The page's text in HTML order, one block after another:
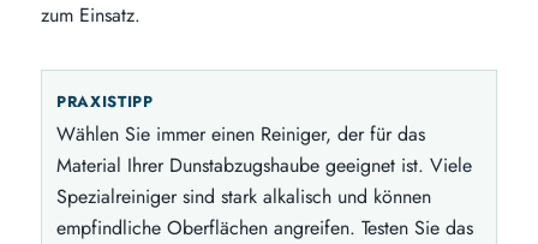
zum Einsatz.
PRAXISTIPP
Wählen Sie immer einen Reiniger, der für das
Material Ihrer Dunstabzugshaube geeignet ist. Viele
Spezialreiniger sind stark alkalisch und können
empfindliche Oberflächen angreifen. Testen Sie das